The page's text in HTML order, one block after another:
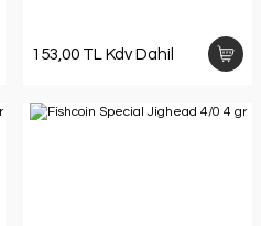
153,00 TL Kdv Dahil